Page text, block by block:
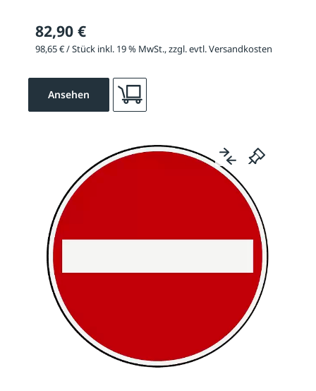
82,90 €
98,65 € / Stück inkl. 19 % MwSt., zzgl. evtl. Versandkosten
Ansehen